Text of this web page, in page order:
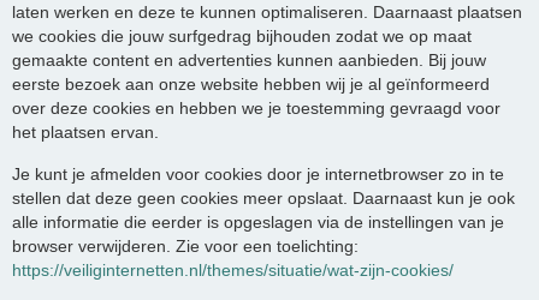
laten werken en deze te kunnen optimaliseren. Daarnaast plaatsen
we cookies die jouw surfgedrag bijhouden zodat we op maat
gemaakte content en advertenties kunnen aanbieden. Bij jouw
eerste bezoek aan onze website hebben wij je al geïnformeerd
over deze cookies en hebben we je toestemming gevraagd voor
het plaatsen ervan.
Je kunt je afmelden voor cookies door je internetbrowser zo in te
stellen dat deze geen cookies meer opslaat. Daarnaast kun je ook
alle informatie die eerder is opgeslagen via de instellingen van je
browser verwijderen. Zie voor een toelichting:
https://veiliginternetten.nl/themes/situatie/wat-zijn-cookies/